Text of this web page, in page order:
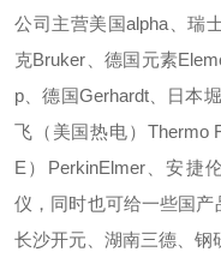
公司主营美国alpha、瑞
克Bruker、德国元素
p、德国Gerhardt、日本
飞（美国热电）Thermo
E）PerkinElmer、安捷
仪，同时也可给一些国
长沙开元、湖南三德、钢